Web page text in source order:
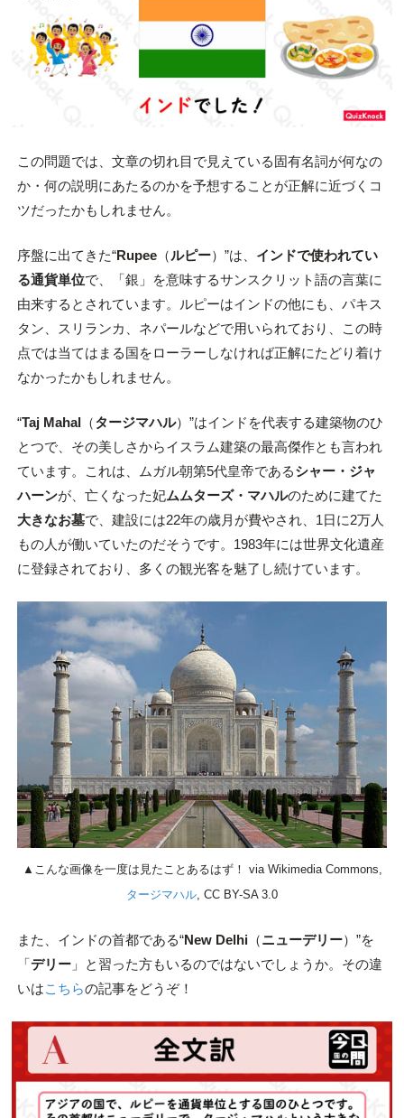
この問題では、文章の切れ目で見えている固有名詞が何なの
か・何の説明にあたるのかを予想することが正解に近づくコ
ツだったかもしれません。
序盤に出てきた“Rupee（ルピー）”は、 インドで使われてい
る通貨単位で、「銀」を意味するサンスクリット語の言葉に
由来するとされています。ルピーはインドの他にも、パキス
タン、スリランカ、ネパールなどで用いられており、この時
点では当てはまる国をローラーしなければ正解にたどり着け
なかったかもしれません。
“Taj Mahal（タージマハル）”はインドを代表する建築物のひ
とつで、その美しさからイスラム建築の最高傑作とも言われ
ています。これは、ムガル朝第5代皇帝であるシャー・ジャ
ハーンが、亡くなった妃ムムターズ・マハルのために建てた
大きなお墓で、建設には22年の歳月が費やされ、1日に2万人
もの人が働いていたのだそうです。1983年には世界文化遺産
に登録されており、多くの観光客を魅了し続けています。
▲こんな画像を一度は見たことあるはず！ via Wikimedia Commons,
タージマハル, CC BY-SA 3.0
また、インドの首都である“New Delhi（ニューデリー）”を
「デリー」と習った方もいるのではないでしょうか。その違
いはこちらの記事をどうぞ！